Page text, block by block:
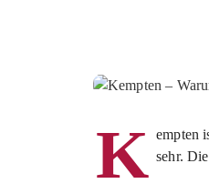
K empten
sehr.